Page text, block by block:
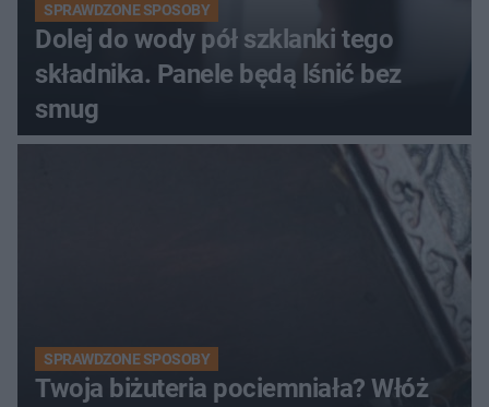
SPRAWDZONE SPOSOBY
Dolej do wody pół szklanki tego
składnika. Panele będą lśnić bez
smug
SPRAWDZONE SPOSOBY
Twoja biżuteria pociemniała? Włóż